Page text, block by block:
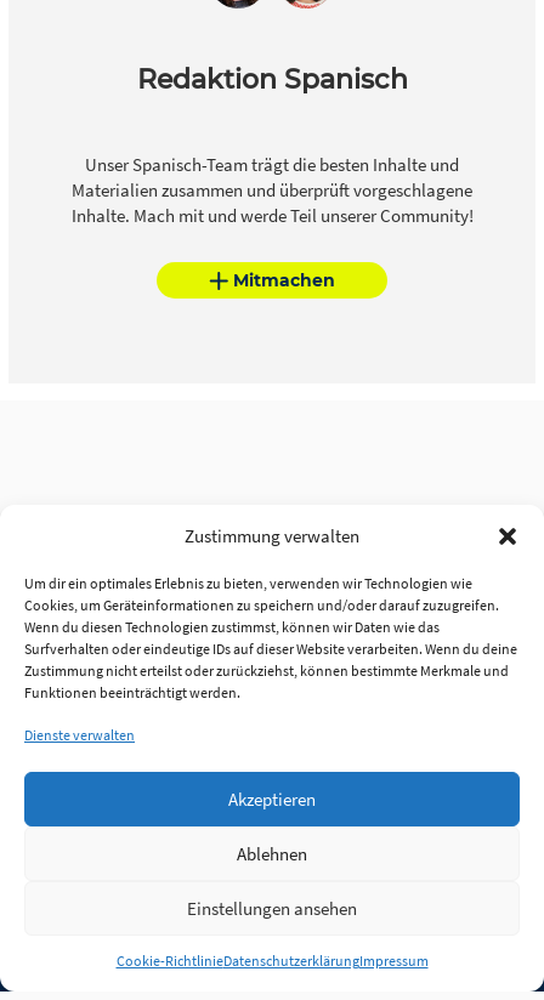
Zustimmung verwalten
Um dir ein optimales Erlebnis zu bieten, verwenden wir Technologien wie
Cookies, um Geräteinformationen zu speichern und/oder darauf zuzugreifen.
Wenn du diesen Technologien zustimmst, können wir Daten wie das
Surfverhalten oder eindeutige IDs auf dieser Website verarbeiten. Wenn du deine
Zustimmung nicht erteilst oder zurückziehst, können bestimmte Merkmale und
Funktionen beeinträchtigt werden.
Dienste verwalten
Akzeptieren
Ablehnen
Einstellungen ansehen
Cookie-RichtlinieDatenschutzerklärungImpressum
Redaktion Spanisch
Unser Spanisch-Team trägt die besten Inhalte und
Materialien zusammen und überprüft vorgeschlagene
Inhalte. Mach mit und werde Teil unserer Community!
Mitmachen
Anmelden
Jobs Partner FAQ Quellen